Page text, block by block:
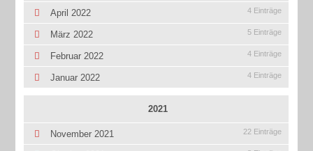
April 2022 4 Einträge
März 2022 5 Einträge
Februar 2022 4 Einträge
Januar 2022 4 Einträge
2021
November 2021 22 Einträge